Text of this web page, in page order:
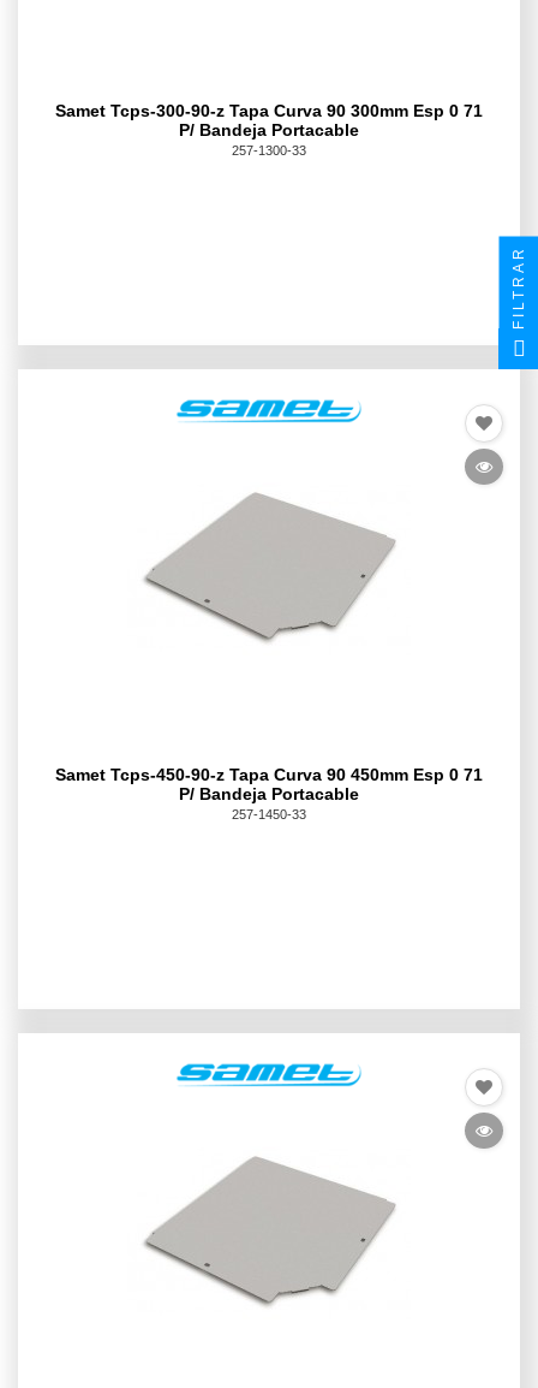
Samet Tcps-300-90-z Tapa Curva 90 300mm Esp 0 71
P/ Bandeja Portacable
257-1300-33
Samet Tcps-450-90-z Tapa Curva 90 450mm Esp 0 71
P/ Bandeja Portacable
257-1450-33
FILTRAR